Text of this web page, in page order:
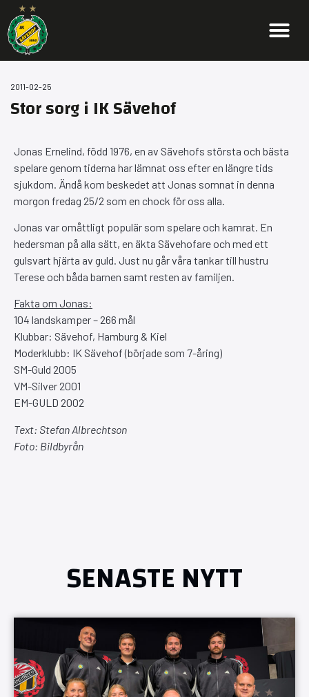
2011-02-25
Stor sorg i IK Sävehof
Jonas Ernelind, född 1976, en av Sävehofs största och bästa
spelare genom tiderna har lämnat oss efter en längre tids
sjukdom. Ändå kom beskedet att Jonas somnat in denna
morgon fredag 25/2 som en chock för oss alla.
Jonas var omåttligt populär som spelare och kamrat. En
hedersman på alla sätt, en äkta Sävehofare och med ett
gulsvart hjärta av guld. Just nu går våra tankar till hustru
Terese och båda barnen samt resten av familjen.
Fakta om Jonas:
104 landskamper – 266 mål
Klubbar: Sävehof, Hamburg & Kiel
Moderklubb: IK Sävehof (började som 7-åring)
SM-Guld 2005
VM-Silver 2001
EM-GULD 2002
Text: Stefan Albrechtson
Foto: Bildbyrån
SENASTE NYTT